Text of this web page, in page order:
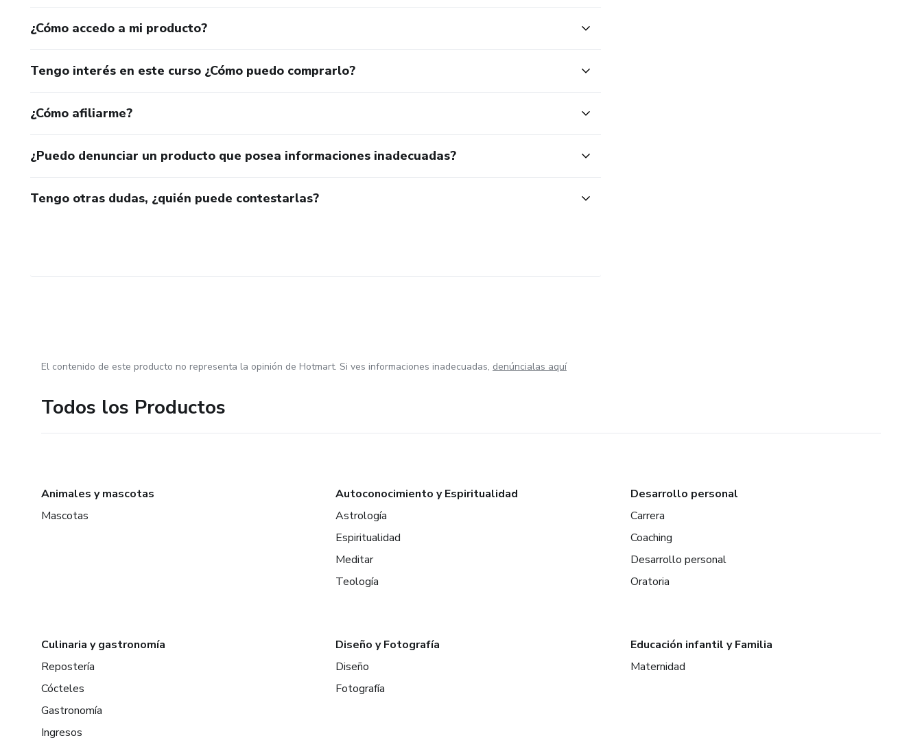
¿Cómo accedo a mi producto?
Tengo interés en este curso ¿Cómo puedo comprarlo?
¿Cómo afiliarme?
¿Puedo denunciar un producto que posea informaciones inadecuadas?
Tengo otras dudas, ¿quién puede contestarlas?
El contenido de este producto no representa la opinión de Hotmart. Si ves informaciones inadecuadas, denúncialas aquí
Todos los Productos
Animales y mascotas
Mascotas
Autoconocimiento y Espiritualidad
Astrología
Espiritualidad
Meditar
Teología
Desarrollo personal
Carrera
Coaching
Desarrollo personal
Oratoria
Culinaria y gastronomía
Repostería
Cócteles
Gastronomía
Ingresos
Diseño y Fotografía
Diseño
Fotografía
Educación infantil y Familia
Maternidad